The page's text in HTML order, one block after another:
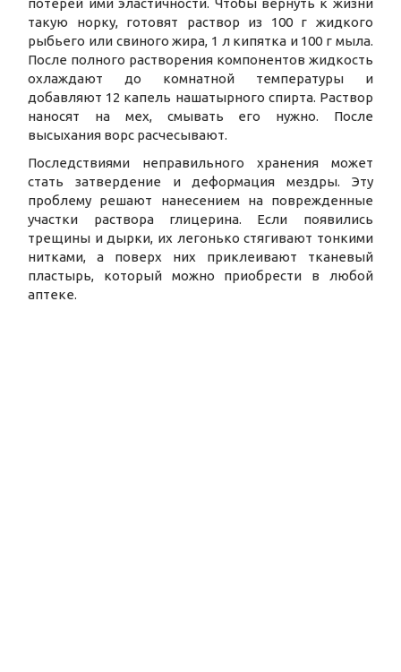
потерей ими эластичности. Чтобы вернуть к жизни
такую норку, готовят раствор из 100 г жидкого
рыбьего или свиного жира, 1 л кипятка и 100 г мыла.
После полного растворения компонентов жидкость
охлаждают до комнатной температуры и
добавляют 12 капель нашатырного спирта. Раствор
наносят на мех, смывать его нужно. После
высыхания ворс расчесывают.
Последствиями неправильного хранения может
стать затвердение и деформация мездры. Эту
проблему решают нанесением на поврежденные
участки раствора глицерина. Если появились
трещины и дырки, их легонько стягивают тонкими
нитками, а поверх них приклеивают тканевый
пластырь, который можно приобрести в любой
аптеке.